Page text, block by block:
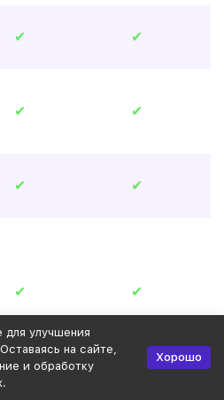
✔ ✔
✔ ✔
✔ ✔
✔ ✔
улучшения
на сайте,
и обработку
Хорошо